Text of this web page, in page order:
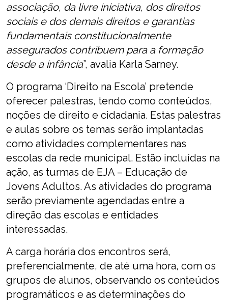
associação, da livre iniciativa, dos direitos
sociais e dos demais direitos e garantias
fundamentais constitucionalmente
assegurados contribuem para a formação
desde a infância”, avalia Karla Sarney.
O programa ‘Direito na Escola’ pretende
oferecer palestras, tendo como conteúdos,
noções de direito e cidadania. Estas palestras
e aulas sobre os temas serão implantadas
como atividades complementares nas
escolas da rede municipal. Estão incluídas na
ação, as turmas de EJA – Educação de
Jovens Adultos. As atividades do programa
serão previamente agendadas entre a
direção das escolas e entidades
interessadas.
A carga horária dos encontros será,
preferencialmente, de até uma hora, com os
grupos de alunos, observando os conteúdos
programáticos e as determinações do